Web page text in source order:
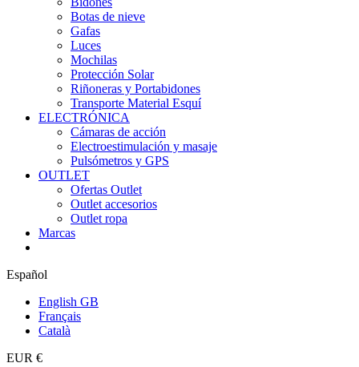
Botas de nieve
Gafas
Luces
Mochilas
Protección Solar
Riñoneras y Portabidones
Transporte Material Esquí
ELECTRÓNICA
Cámaras de acción
Electroestimulación y masaje
Pulsómetros y GPS
OUTLET
Ofertas Outlet
Outlet accesorios
Outlet ropa
Marcas
Español
English GB
Français
Català
EUR €